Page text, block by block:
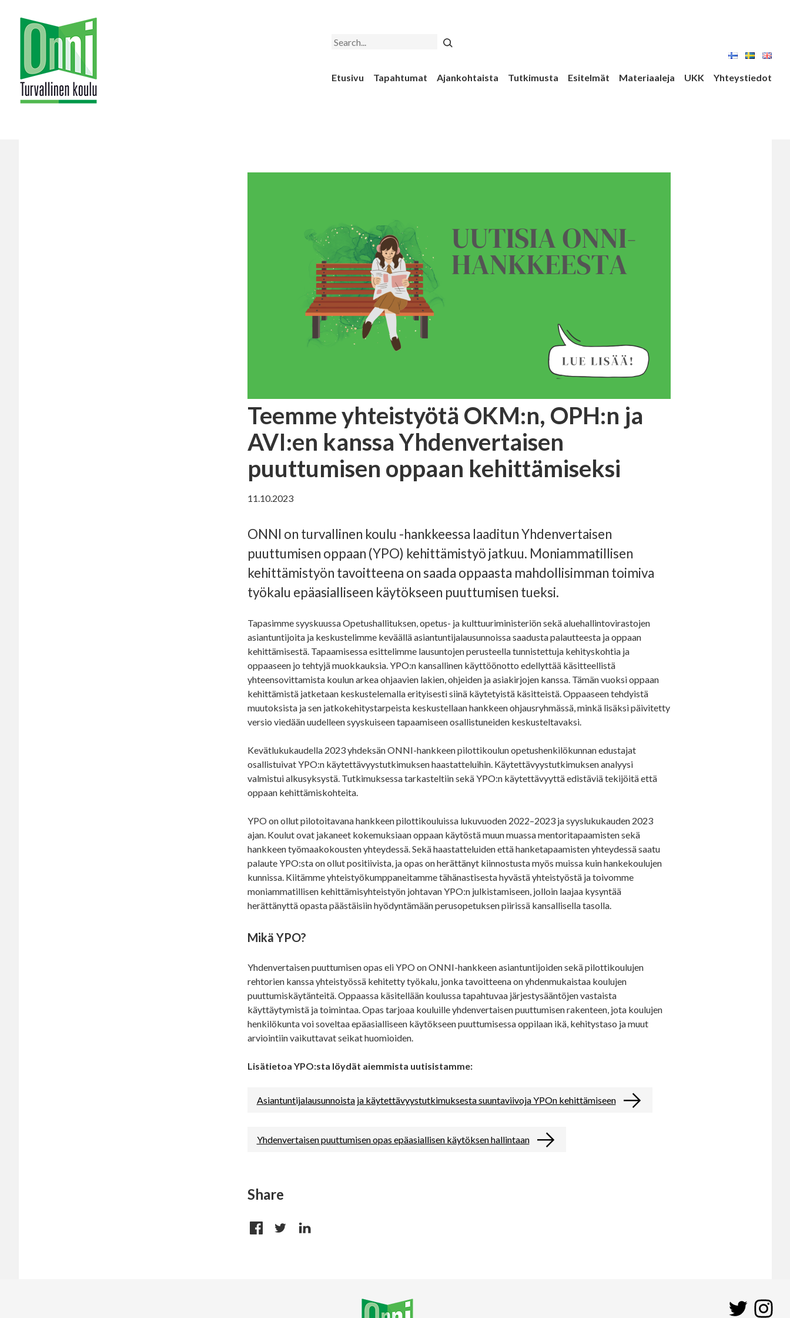
Search
Etusivu Tapahtumat Ajankohtaista Tutkimusta Esitelmät Materiaaleja UKK Yhteystiedot
Teemme yhteistyötä OKM:n, OPH:n ja
AVI:en kanssa Yhdenvertaisen
puuttumisen oppaan kehittämiseksi
11.10.2023
ONNI on turvallinen koulu -hankkeessa laaditun Yhdenvertaisen
puuttumisen oppaan (YPO) kehittämistyö jatkuu. Moniammatillisen
kehittämistyön tavoitteena on saada oppaasta mahdollisimman toimiva
työkalu epäasialliseen käytökseen puuttumisen tueksi.
Tapasimme syyskuussa Opetushallituksen, opetus- ja kulttuuriministeriön sekä aluehallintovirastojen
asiantuntijoita ja keskustelimme keväällä asiantuntijalausunnoissa saadusta palautteesta ja oppaan
kehittämisestä. Tapaamisessa esittelimme lausuntojen perusteella tunnistettuja kehityskohtia ja
oppaaseen jo tehtyjä muokkauksia. YPO:n kansallinen käyttöönotto edellyttää käsitteellistä
yhteensovittamista koulun arkea ohjaavien lakien, ohjeiden ja asiakirjojen kanssa. Tämän vuoksi oppaan
kehittämistä jatketaan keskustelemalla erityisesti siinä käytetyistä käsitteistä. Oppaaseen tehdyistä
muutoksista ja sen jatkokehitystarpeista keskustellaan hankkeen ohjausryhmässä, minkä lisäksi päivitetty
versio viedään uudelleen syyskuiseen tapaamiseen osallistuneiden keskusteltavaksi.
Kevätlukukaudella 2023 yhdeksän ONNI-hankkeen pilottikoulun opetushenkilökunnan edustajat
osallistuivat YPO:n käytettävyystutkimuksen haastatteluihin. Käytettävyystutkimuksen analyysi
valmistui alkusyksystä. Tutkimuksessa tarkasteltiin sekä YPO:n käytettävyyttä edistäviä tekijöitä että
oppaan kehittämiskohteita.
YPO on ollut pilotoitavana hankkeen pilottikouluissa lukuvuoden 2022–2023 ja syyslukukauden 2023
ajan. Koulut ovat jakaneet kokemuksiaan oppaan käytöstä muun muassa mentoritapaamisten sekä
hankkeen työmaakokousten yhteydessä. Sekä haastatteluiden että hanketapaamisten yhteydessä saatu
palaute YPO:sta on ollut positiivista, ja opas on herättänyt kiinnostusta myös muissa kuin hankekoulujen
kunnissa. Kiitämme yhteistyökumppaneitamme tähänastisesta hyvästä yhteistyöstä ja toivomme
moniammatillisen kehittämisyhteistyön johtavan YPO:n julkistamiseen, jolloin laajaa kysyntää
herättänyttä opasta päästäisiin hyödyntämään perusopetuksen piirissä kansallisella tasolla.
Mikä YPO?
Yhdenvertaisen puuttumisen opas eli YPO on ONNI-hankkeen asiantuntijoiden sekä pilottikoulujen
rehtorien kanssa yhteistyössä kehitetty työkalu, jonka tavoitteena on yhdenmukaistaa koulujen
puuttumiskäytänteitä. Oppaassa käsitellään koulussa tapahtuvaa järjestysääntöjen vastaista
käyttäytymistä ja toimintaa. Opas tarjoaa kouluille yhdenvertaisen puuttumisen rakenteen, jota koulujen
henkilökunta voi soveltaa epäasialliseen käytökseen puuttumisessa oppilaan ikä, kehitystaso ja muut
arviointiin vaikuttavat seikat huomioiden.
Lisätietoa YPO:sta löydät aiemmista uutisistamme:
Asiantuntijalausunnoista ja käytettävyystutkimuksesta suuntaviivoja YPOn kehittämiseen
Yhdenvertaisen puuttumisen opas epäasiallisen käytöksen hallintaan
Share
Twitter